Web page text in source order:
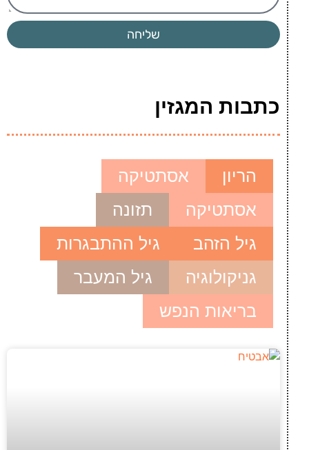
שליחה
כתבות המגזין
הריון
אסתטיקה
אסתטיקה
תזונה
גיל הזהב
גיל ההתבגרות
גניקולוגיה
גיל המעבר
בריאות הנפש